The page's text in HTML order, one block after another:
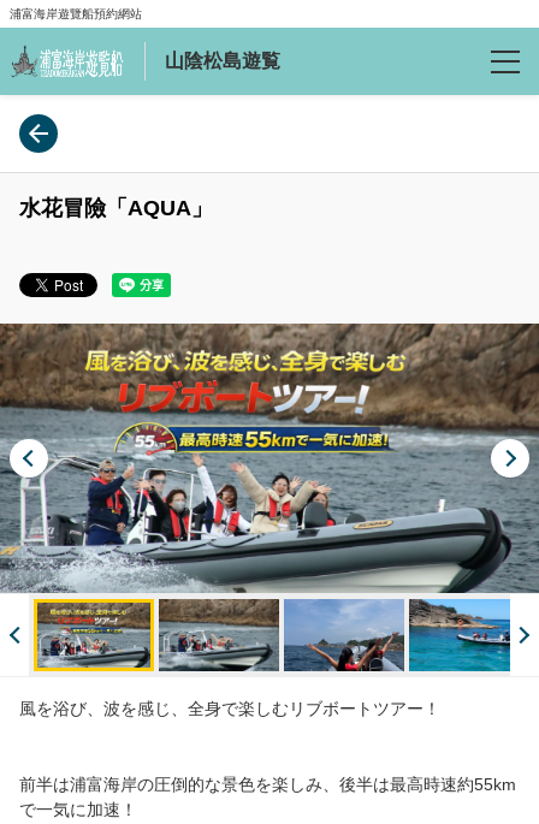
浦富海岸遊覽船預約網站
山陰松島遊覧
確認預訂
語言
English
繁體中文
詳情
公司介紹
常見問題
水花冒險「AQUA」
風を浴び、波を感じ、全身で楽しむリブボートツアー！
前半は浦富海岸の圧倒的な景色を楽しみ、後半は最高時速約55km
で一気に加速！